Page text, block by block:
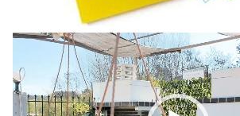
Πρόγραμμα
Αναπαραγωγής
Βίντεο